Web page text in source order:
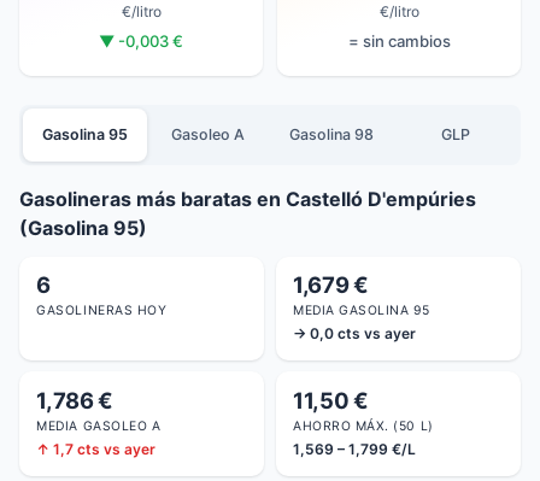
€/litro
▼ -0,003 €
€/litro
= sin cambios
Gasolina 95 Gasoleo A Gasolina 98 GLP
Gasolineras más baratas en Castelló D'empúries
(Gasolina 95)
6
GASOLINERAS HOY
1,679 €
MEDIA GASOLINA 95
→ 0,0 cts vs ayer
1,786 €
MEDIA GASOLEO A
↑ 1,7 cts vs ayer
11,50 €
AHORRO MÁX. (50 L)
1,569 – 1,799 €/L